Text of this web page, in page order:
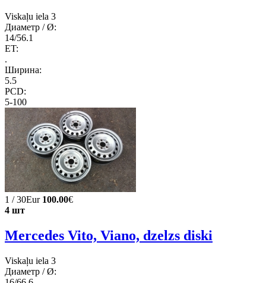
Viskaļu iela 3
Диаметр / Ø:
14/56.1
ET:
.
Ширина:
5.5
PCD:
5-100
1 / 30Eur 100.00€
4 шт
Mercedes Vito, Viano, dzelzs diski
Viskaļu iela 3
Диаметр / Ø: